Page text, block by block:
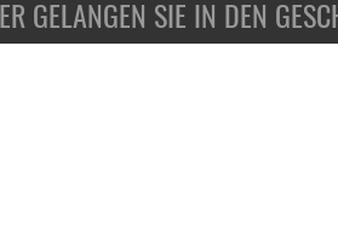
GELANGEN SIE IN DEN